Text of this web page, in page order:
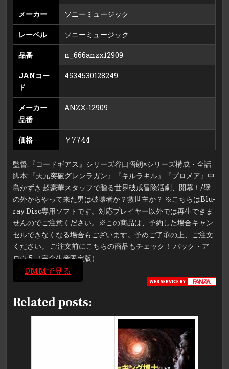
メーカー ソニーミュージック
レーベル ソニーミュージック
品番 n_666anzx12909
JANコー
ド
4534530128249
メーカー
品番
ANZX-12909
価格 ￥7744
監督:『コードギアス』シリーズ谷口悟朗×シリーズ構成・全話
脚本:『天元突破グレンラガン』『キルラキル』『プロメア』中
島かずき 超豪華スタッフで贈る世界破戒冒険活劇、開幕！/壁
の外からやって来た男は破壊者か？救世主か？ ※こちらはBlu-
ray Disc専用ソフトです。対応プレイヤー以外では再生できま
せんのでご注意ください。※この商品は、予約した場合キャン
セルできなくなる場合もございます。予めご了承の上、ご注文
ください。 ご注文前にこちらの商品もチェック！ バック・ア
ロウ 5 （完全生産限定版）
DMMで見る
Related posts: